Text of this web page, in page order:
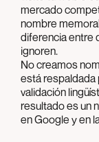
mercado
nombre
diferencia entre
ignoren.
No creamos
está respaldada
validación
resultado es un
en Google y en